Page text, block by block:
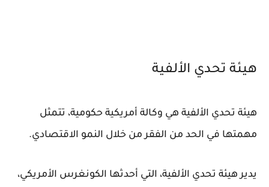
هيئة تحدي الألفية
هيئة تحدي الألفية هي وكالة أمريكية حكومية، تتمثل
مهمتها في الحد من الفقر من خلال النمو الاقتصادي.
يدير هيئة تحدي الألفية، التي أحدثها الكونغرس الأمريكي،